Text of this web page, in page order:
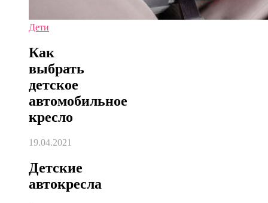
Дети
Как
выбрать
детское
автомобильное
кресло
19.04.2021
Детские
автокресла